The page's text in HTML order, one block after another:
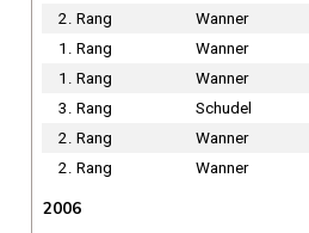
2. Rang
Wanner
1. Rang
Wanner
1. Rang
Wanner
3. Rang
Schudel
2. Rang
Wanner
2. Rang
Wanner
2006